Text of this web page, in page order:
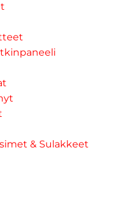
& Sulakkeet